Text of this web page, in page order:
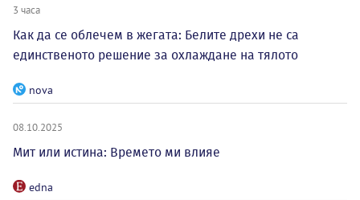
3 часа
Как да се облечем в жегата: Белите дрехи не са
единственото решение за охлаждане на тялото
nova
08.10.2025
Мит или истина: Времето ми влияе
edna